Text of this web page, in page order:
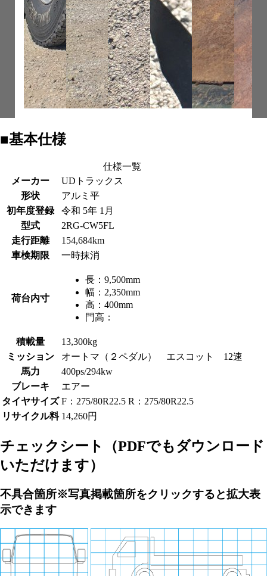
■基本仕様
仕様一覧
メーカー
UDトラックス
形状
アルミ平
初年度登録
令和 5年 1月
型式
2RG-CW5FL
走行距離
154,684km
車検期限
一時抹消
荷台内寸
長： 9,500mm
幅： 2,350mm
高： 400mm
門高：
積載量
13,300kg
ミッション
オートマ（２ペダル） エスコット 12速
馬力
400ps/294kw
ブレーキ
エアー
タイヤサイズ F：275/80R22.5 R：275/80R22.5
リサイクル料 14,260円
チェックシート
（PDFでもダウンロード
いただけます）
不具合箇所※写真掲載箇所をクリックすると拡大表
示できます